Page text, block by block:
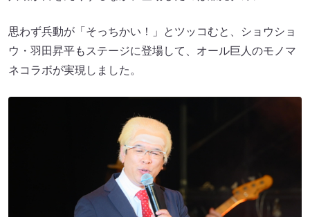
思わず兵動が「そっちかい！」とツッコむと、ショウショ
ウ・羽田昇平もステージに登場して、オール巨人のモノマ
ネコラボが実現しました。